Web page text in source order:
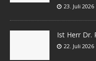
23. Juli 2026
Ist Herr Dr.
22. Juli 2026